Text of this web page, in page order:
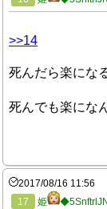
>>14
死んだら楽にな
死んでも楽にな
2017/08/16 11:56
17
姫